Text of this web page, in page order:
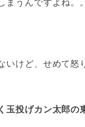
まうんですよね。。
いけど、せめて怒
玉投げカン太郎の